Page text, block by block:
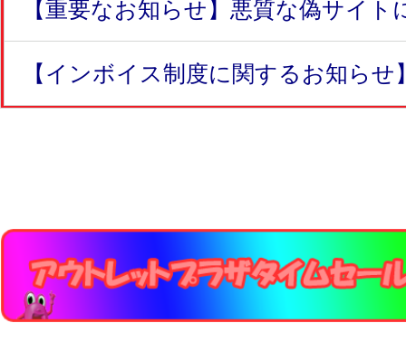
【重要なお知らせ】悪質な偽サイト
【インボイス制度に関するお知らせ